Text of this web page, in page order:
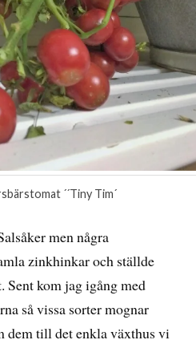
´´Tiny Tim´
men några
zinkhinkar och ställde
Sent kom jag igång med
så vissa sorter mognar
dem till det enkla växthus vi